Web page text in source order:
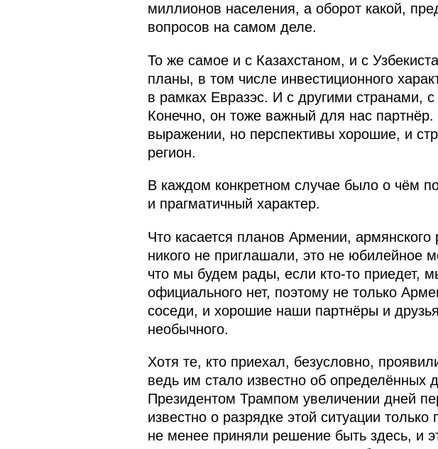
миллионов населения, а оборот какой,
вопросов на самом деле.
То же самое и с Казахстаном, и с
планы, в том числе инвестиционного
в рамках Евразэс. И с другими странами,
Конечно, он тоже важный для нас
выражении, но перспективы хорошие, и
регион.
В каждом конкретном случае было о чём
и прагматичный характер.
Что касается планов Армении,
никого не приглашали, это не юбилейное
что мы будем рады, если кто-то приедет,
официального нет, поэтому не только
соседи, и хорошие наши партнёры и
необычного.
Хотя те, кто приехал, безусловно,
ведь им стало известно об определённых
Президентом Трампом увеличении дней
известно о разрядке этой ситуации
не менее приняли решение быть здесь, и